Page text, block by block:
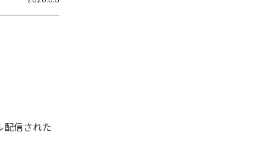
配信された